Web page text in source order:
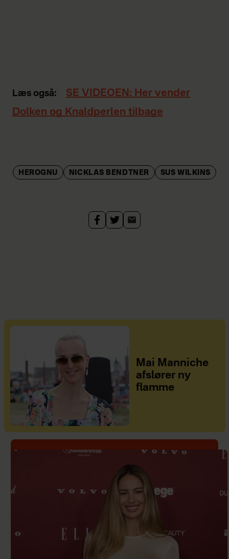
Læs også:
SE VIDEOEN: Her vender
Dolken og Knaldperlen tilbage
HEROGNU NICKLAS BENDTNER SUS WILKINS
Mai Manniche
afslører ny
flamme